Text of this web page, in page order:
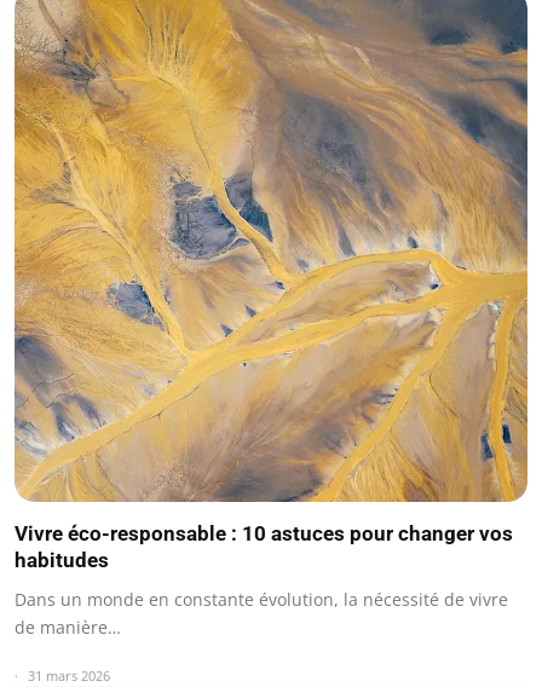
Vivre éco-responsable : 10 astuces pour changer vos
habitudes
Dans un monde en constante évolution, la nécessité de vivre
de manière…
31 mars 2026